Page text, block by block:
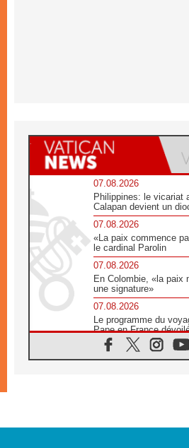
07.08.2026
Philippines: le vicariat
Calapan devient un
07.08.2026
«La paix commence
le cardinal Parolin
07.08.2026
En Colombie, «la paix
une signature»
07.08.2026
Le programme du
Pape en France
07.08.2026
1ère Conférence
07.08.2026